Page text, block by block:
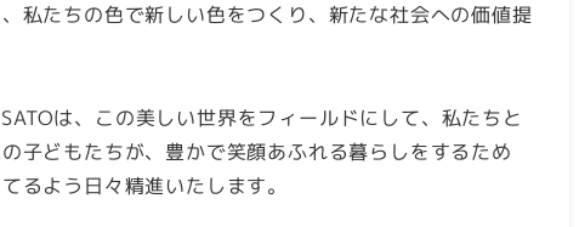
私たちの色で新しい色をつくり、新たな社会への価値提
は、この美しい世界をフィールドにして、私たちと
子どもたちが、豊かで笑顔あふれる暮らしをするため
るよう日々精進いたします。